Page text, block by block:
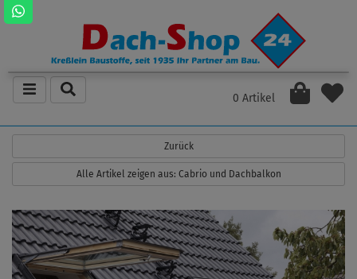
0 Artikel
Zurück
Alle Artikel zeigen aus: Cabrio und Dachbalkon